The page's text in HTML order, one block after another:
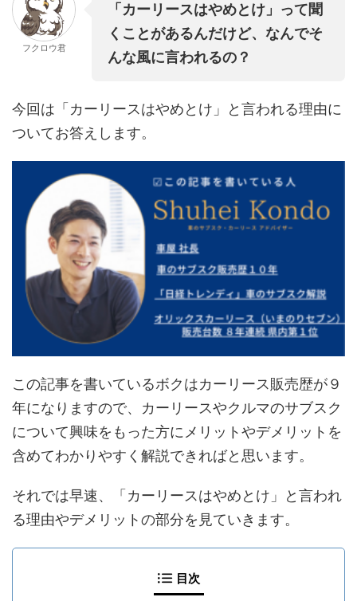
フクロウ君
「カーリースはやめとけ」って聞
くことがあるんだけど、なんでそ
んな風に言われるの？
今回は「カーリースはやめとけ」と言われる理由に
ついてお答えします。
この記事を書いているボクはカーリース販売歴が９
年になりますので、カーリースやクルマのサブスク
について興味をもった方にメリットやデメリットを
含めてわかりやすく解説できればと思います。
それでは早速、「カーリースはやめとけ」と言われ
る理由やデメリットの部分を見ていきます。
目次